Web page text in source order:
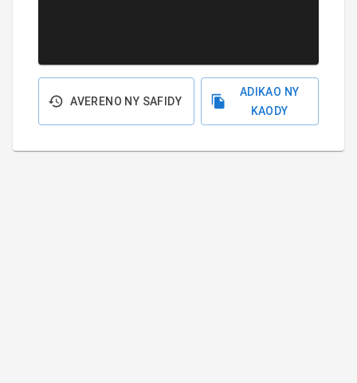
AVERENO NY SAFIDY
ADIKAO NY
KAODY